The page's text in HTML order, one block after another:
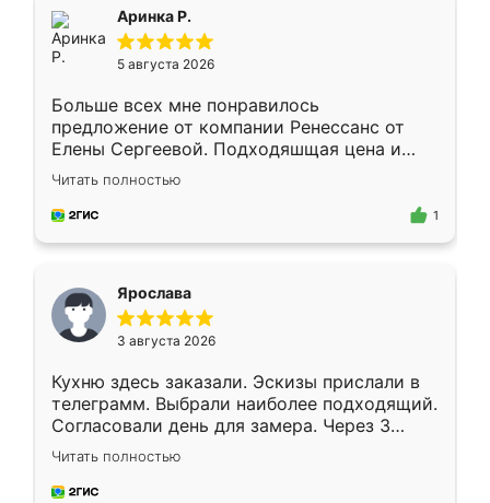
Аринка Р.
5 августа 2026
Больше всех мне понравилось
предложение от компании Ренессанс от
Елены Сергеевой. Подходяшщая цена и
короткие сроки изготовления. Приехавший
для замера сотрудник Владислав
предложил по моему эскизу самый
Читать полностью
1
Ярослава
3 августа 2026
Кухню здесь заказали. Эскизы прислали в
телеграмм. Выбрали наиболее подходящий.
Согласовали день для замера. Через 3
недели кухня была уже готова. Остались
довольны работой. Спасибо Ренессанс
мебель за качественную работу!
Читать полностью